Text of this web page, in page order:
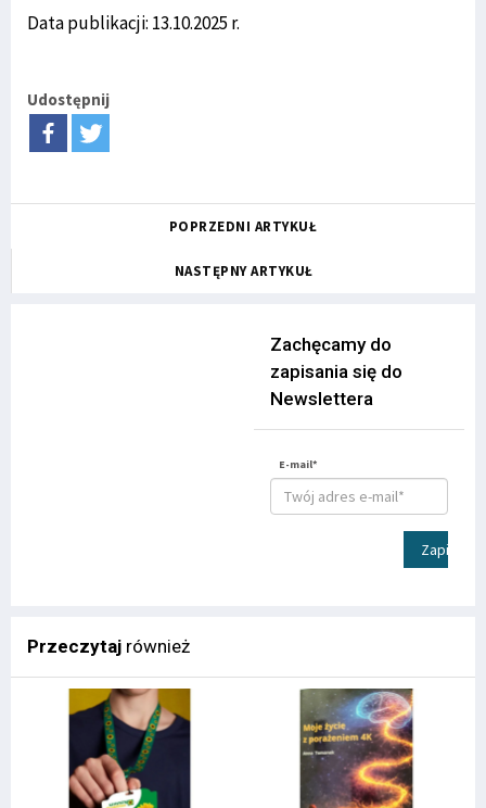
Data publikacji: 13.10.2025 r.
Udostępnij
POPRZEDNI ARTYKUŁ
NASTĘPNY ARTYKUŁ
Zachęcamy do
zapisania się do
Newslettera
E-mail*
Zapisz
Przeczytaj również